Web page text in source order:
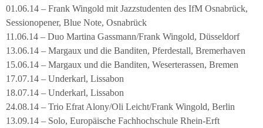
01.06.14 – Frank Wingold mit Jazzstudenten des IfM Osnabrück,
Sessionopener, Blue Note, Osnabrück
11.06.14 – Duo Martina Gassmann/Frank Wingold, Düsseldorf
13.06.14 – Margaux und die Banditen, Pferdestall, Bremerhaven
15.06.14 – Margaux und die Banditen, Weserterassen, Bremen
17.07.14 – Underkarl, Lissabon
18.07.14 – Underkarl, Lissabon
24.08.14 – Trio Efrat Alony/Oli Leicht/Frank Wingold, Berlin
13.09.14 – Solo, Europäische Fachhochschule Rhein-Erft